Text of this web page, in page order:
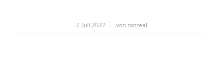
7. Juli 2022
/ von notreal